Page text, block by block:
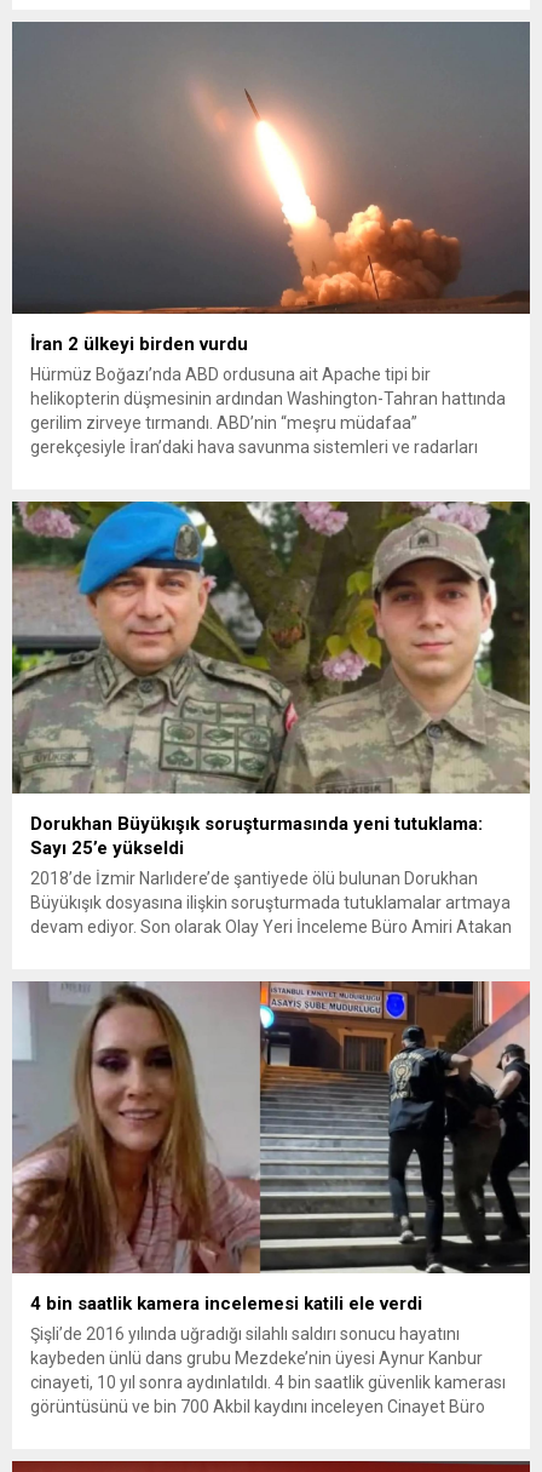
İran 2 ülkeyi birden vurdu
Hürmüz Boğazı’nda ABD ordusuna ait Apache tipi bir
helikopterin düşmesinin ardından Washington-Tahran hattında
gerilim zirveye tırmandı. ABD’nin “meşru müdafaa”
gerekçesiyle İran’daki hava savunma sistemleri ve radarları
yeni bir ABD saldırısına anında yanıt verileceğini duyurdu....
Dorukhan Büyükışık soruşturmasında yeni tutuklama:
Sayı 25’e yükseldi
2018’de İzmir Narlıdere’de şantiyede ölü bulunan Dorukhan
Büyükışık dosyasına ilişkin soruşturmada tutuklamalar artmaya
devam ediyor. Son olarak Olay Yeri İnceleme Büro Amiri Atakan
bulunan Dorukhan Büyükışık’a ilişkin yeniden açılan
soruşturmada tutuklamalar genişliyor. Son olarak dönemin...
4 bin saatlik kamera incelemesi katili ele verdi
Şişli’de 2016 yılında uğradığı silahlı saldırı sonucu hayatını
kaybeden ünlü dans grubu Mezdeke’nin üyesi Aynur Kanbur
cinayeti, 10 yıl sonra aydınlatıldı. 4 bin saatlik güvenlik kamerası
görüntüsünü ve bin 700 Akbil kaydını inceleyen Cinayet Büro